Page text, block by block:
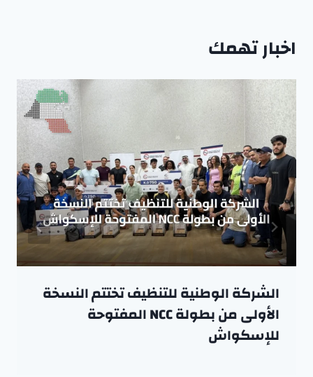
اخبار تهمك
الشركة الوطنية للتنظيف تختتم النسخة
الأولى من بطولة NCC المفتوحة
للإسكواش